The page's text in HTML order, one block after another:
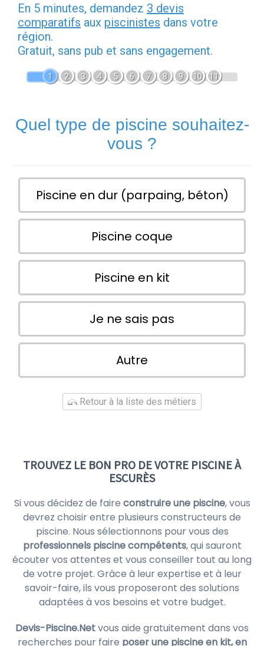
En 5 minutes, demandez 3 devis
comparatifs aux piscinistes dans votre
région.
Gratuit, sans pub et sans engagement.
1 2 3 4 5 6 7 8 9 10 11
Quel type de piscine souhaitez-
vous ?
Piscine en dur (parpaing, béton)
Piscine coque
Piscine en kit
Je ne sais pas
Autre
Retour à la liste des métiers
TROUVEZ LE BON PRO DE VOTRE PISCINE À
ESCURÈS
Si vous décidez de faire construire une piscine, vous
devrez choisir entre plusieurs constructeurs de
piscine. Nous sélectionnons pour vous des
professionnels piscine compétents, qui sauront
écouter vos attentes et vous conseiller tout au long
de votre projet. Grâce à leur expertise et à leur
savoir-faire, ils vous proposeront des solutions
adaptées à vos besoins et votre budget.
Devis-Piscine.Netvous aide gratuitement dans vos
recherches pour faire poser une piscine en kit, en